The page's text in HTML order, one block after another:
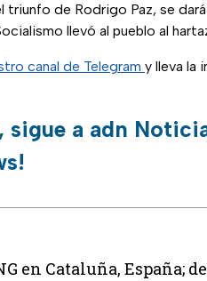
triunfo de Rodrigo Paz, se
llevó al pueblo al
canal de Telegram y lleva la
sigue a adn
en Cataluña, España;